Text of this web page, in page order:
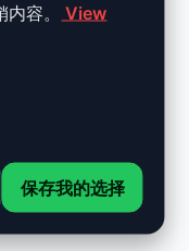
2015
升级优势
容。
View
保存我的选择